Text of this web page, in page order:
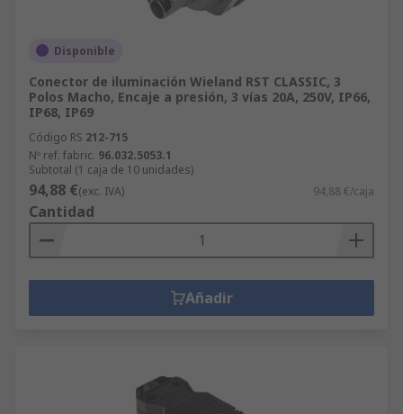
Disponible
Conector de iluminación Wieland RST CLASSIC, 3
Polos Macho, Encaje a presión, 3 vías 20A, 250V, IP66,
IP68, IP69
Código RS 212-715
Nº ref. fabric. 96.032.5053.1
Subtotal (1 caja de 10 unidades)
94,88 €(exc. IVA) 94,88 €/caja
Cantidad
Añadir